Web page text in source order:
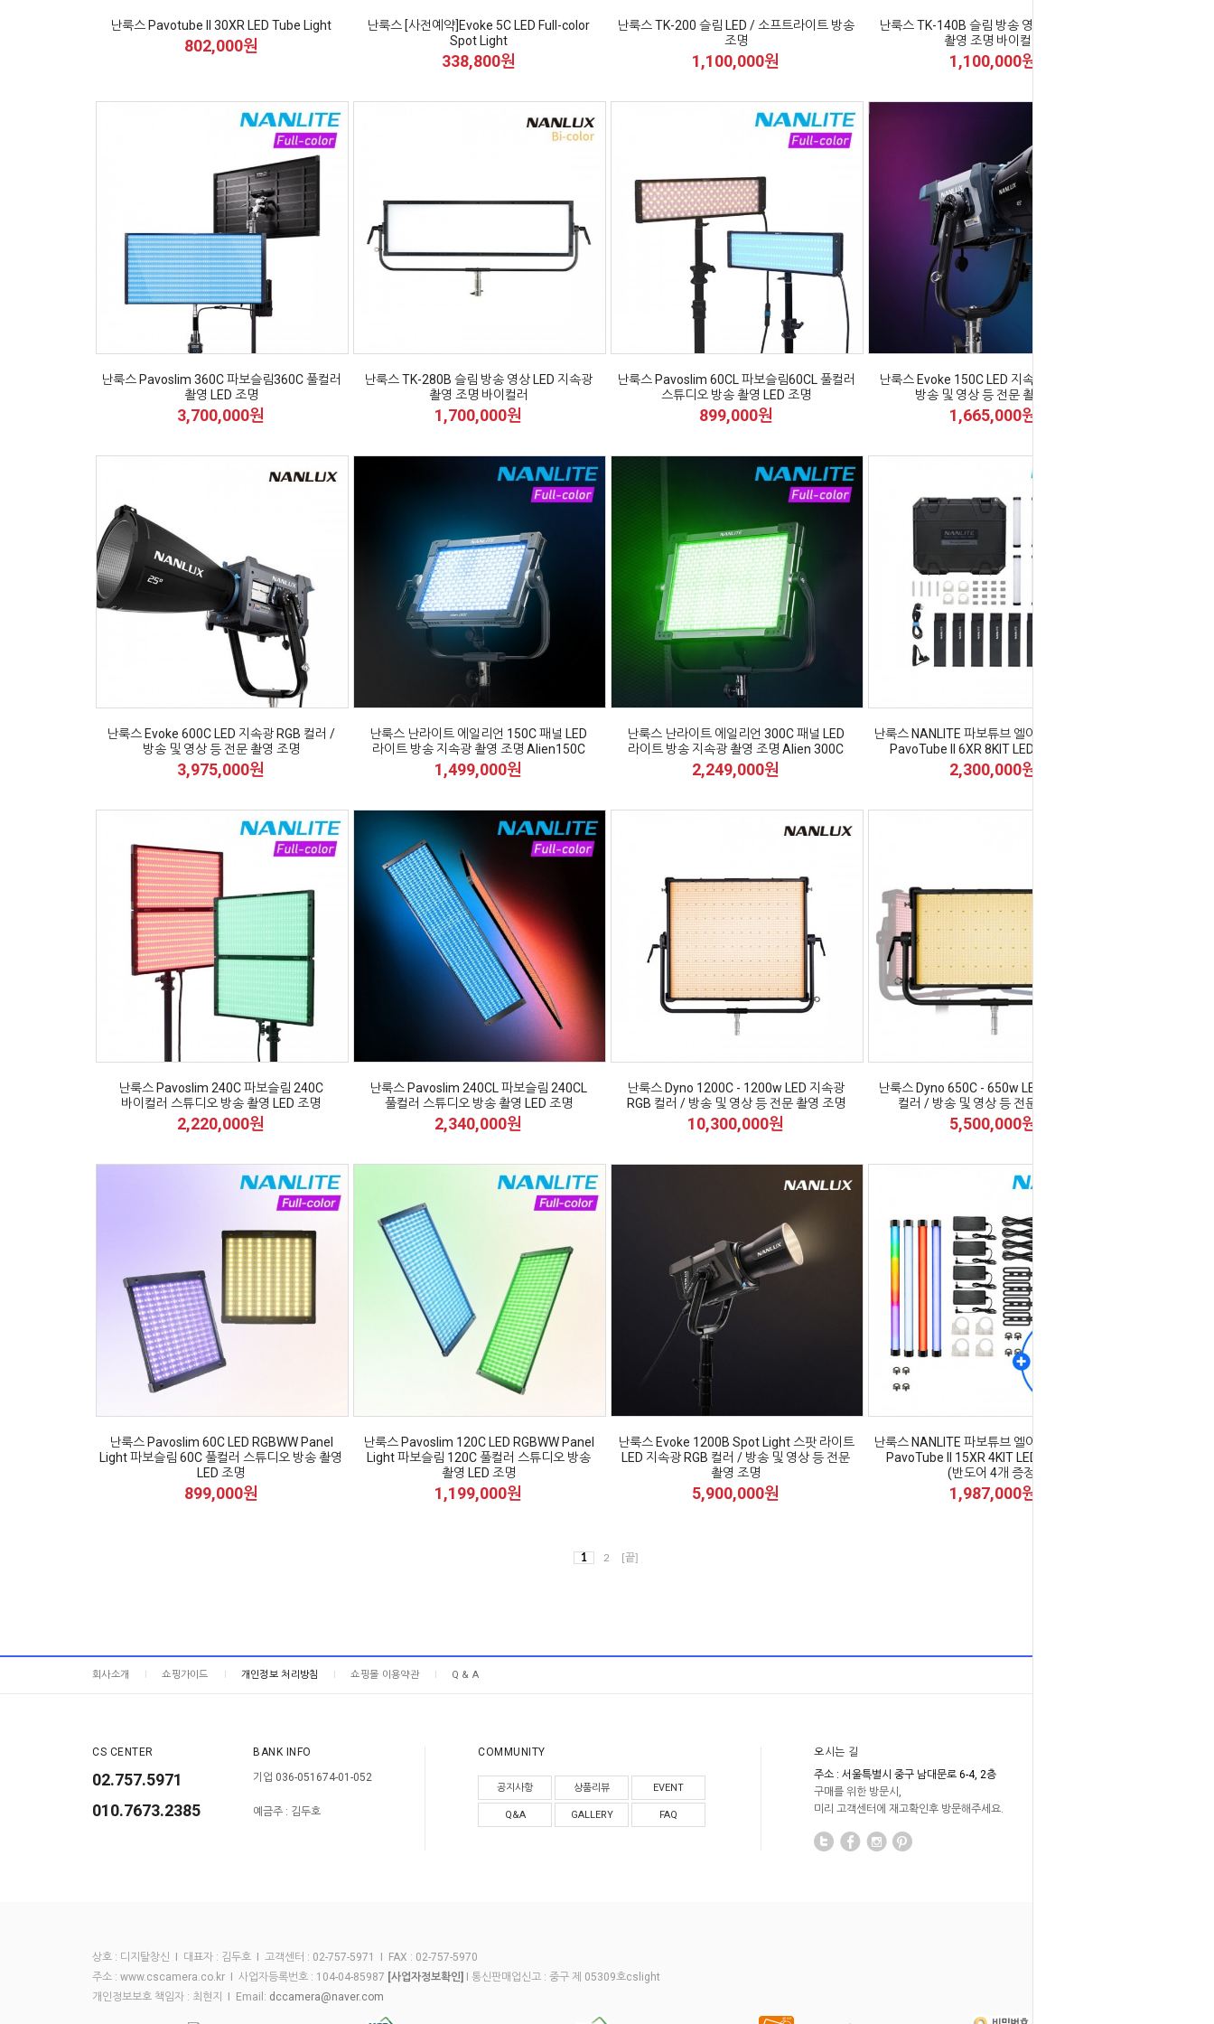
난룩스 Pavotube II 30XR LED Tube Light
802,000원
난룩스 [사전예약]Evoke 5C LED Full-color
Spot Light
338,800원
난룩스 TK-200 슬림 LED / 소프트라이트 방송
조명
1,100,000원
난룩스 TK-140B 슬림 방송 영상 LED 지속광
촬영 조명 바이컬러
1,100,000원
난룩스 Pavoslim 360C 파보슬림360C 풀컬러
촬영 LED 조명
3,700,000원
난룩스 TK-280B 슬림 방송 영상 LED 지속광
촬영 조명 바이컬러
1,700,000원
난룩스 Pavoslim 60CL 파보슬림60CL 풀컬러
스튜디오 방송 촬영 LED 조명
899,000원
난룩스 Evoke 150C LED 지속광 RGB 컬러 /
방송 및 영상 등 전문 촬영 조명
1,665,000원
난룩스 Evoke 600C LED 지속광 RGB 컬러 /
방송 및 영상 등 전문 촬영 조명
3,975,000원
난룩스 난라이트 에일리언 150C 패널 LED
라이트 방송 지속광 촬영 조명 Alien150C
1,499,000원
난룩스 난라이트 에일리언 300C 패널 LED
라이트 방송 지속광 촬영 조명 Alien 300C
2,249,000원
난룩스 NANLITE 파보튜브 엘이디 튜브 라이트
PavoTube II 6XR 8KIT LED Tube Light
2,300,000원
난룩스 Pavoslim 240C 파보슬림 240C
바이컬러 스튜디오 방송 촬영 LED 조명
2,220,000원
난룩스 Pavoslim 240CL 파보슬림 240CL
풀컬러 스튜디오 방송 촬영 LED 조명
2,340,000원
난룩스 Dyno 1200C - 1200w LED 지속광
RGB 컬러 / 방송 및 영상 등 전문 촬영 조명
10,300,000원
난룩스 Dyno 650C - 650w LED 지속광 RGB
컬러 / 방송 및 영상 등 전문 촬영 조명
5,500,000원
난룩스 Pavoslim 60C LED RGBWW Panel
Light 파보슬림 60C 풀컬러 스튜디오 방송 촬영
LED 조명
899,000원
난룩스 Pavoslim 120C LED RGBWW Panel
Light 파보슬림 120C 풀컬러 스튜디오 방송
촬영 LED 조명
1,199,000원
난룩스 Evoke 1200B Spot Light 스팟 라이트
LED 지속광 RGB 컬러 / 방송 및 영상 등 전문
촬영 조명
5,900,000원
난룩스 NANLITE 파보튜브 엘이디 튜브 라이트
PavoTube II 15XR 4KIT LED Tube Light
(반도어 4개 증정)
1,987,000원
1 2 [끝]
회사소개 쇼핑가이드 개인정보 처리방침 쇼핑몰 이용약관 Q & A
CS CENTER
02.757.5971
010.7673.2385
BANK INFO
기업 036-051674-01-052
예금주 : 김두호
COMMUNITY
공지사항 상품리뷰 EVENT
Q&A GALLERY FAQ
오시는 길
주소 : 서울특별시 중구 남대문로 6-4, 2층
구매를 위한 방문시,
미리 고객센터에 재고확인후 방문해주세요.
상호 : 디지탈창신 I 대표자 : 김두호 I 고객센터 : 02-757-5971 I FAX : 02-757-5970
주소 : www.cscamera.co.kr I 사업자등록번호 : 104-04-85987 [사업자정보확인]
I 통신판매업신고 : 중구 제 05309호cslight
개인정보보호 책임자 : 최현지 I Email: dccamera@naver.com